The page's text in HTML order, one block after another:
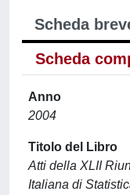
Scheda
Scheda
Anno
2004
Titolo del Libro
Atti della XLII
Italiana di